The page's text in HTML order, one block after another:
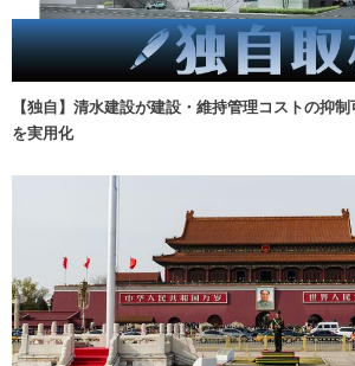
【独自】清水建設が建設・維持管理コストの抑
を実用化